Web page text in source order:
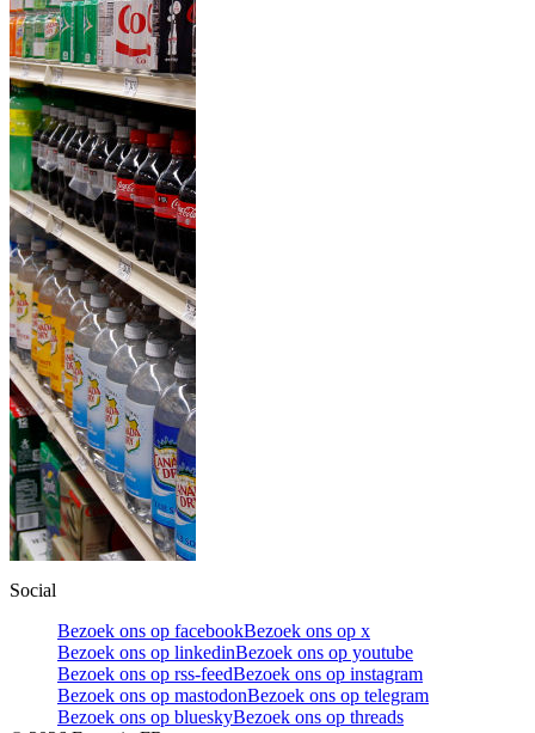
Social
Bezoek ons op facebookBezoek ons op x
Bezoek ons op linkedinBezoek ons op youtube
Bezoek ons op rss-feedBezoek ons op instagram
Bezoek ons op mastodonBezoek ons op telegram
Bezoek ons op blueskyBezoek ons op threads